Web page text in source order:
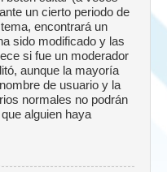
un cierto periodo de
encontrará un
sido modificado y las
si fue un moderador
aunque la mayoría
de usuario y la
normales no podrán
alguien haya